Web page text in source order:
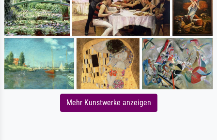
Mehr Kunstwerke anzeigen